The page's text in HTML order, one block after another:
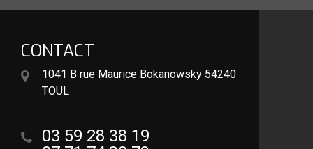
CONTACT
1041 B rue Maurice Bokanowsky 54240
TOUL
03 59 28 38 19